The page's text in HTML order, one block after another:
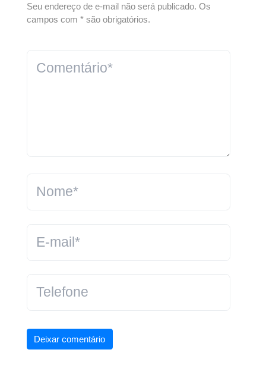
Seu endereço de e-mail não será publicado. Os
campos com * são obrigatórios.
Deixar comentário